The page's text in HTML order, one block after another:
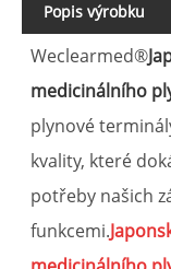
Popis výrobku
Weclearmed®
medicinálního
plynové
kvality, které
potřeby našich
funkcemi.